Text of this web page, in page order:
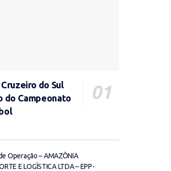
do Sul
do Campeonato
Operação – AMAZÔNIA
E LOGÌSTICA LTDA – EPP-